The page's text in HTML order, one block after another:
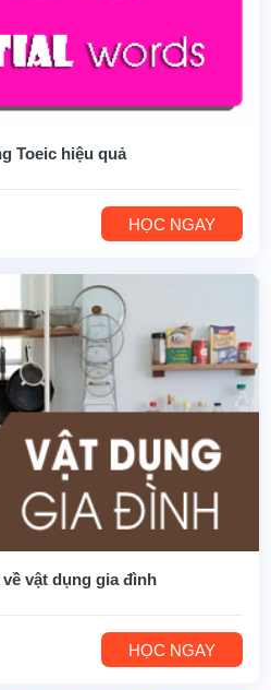
Toeic hiệu quả
HỌC NGAY
vật dụng gia đình
HỌC NGAY